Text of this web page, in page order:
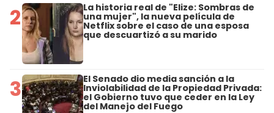
2 La historia real de "Elize: Sombras de
una mujer", la nueva película de
Netflix sobre el caso de una esposa
que descuartizó a su marido
3 El Senado dio media sanción a la
Inviolabilidad de la Propiedad Privada:
el Gobierno tuvo que ceder en la Ley
del Manejo del Fuego